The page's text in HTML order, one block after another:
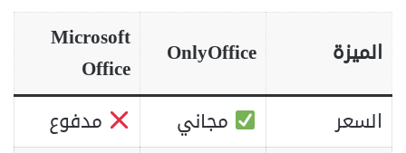
الميزة OnlyOffice
Microsoft
Office
السعر
مجاني
مدفوع